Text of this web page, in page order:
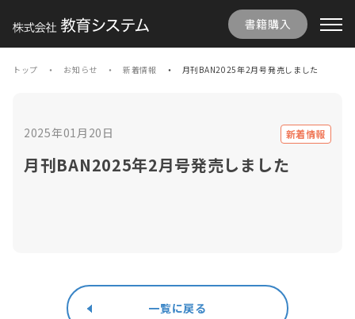
書籍購入
トップ お知らせ 新着情報 月刊BAN2025年2月号発売しました
新着情報
2025年01月20日
月刊BAN2025年2月号発売しました
一覧に戻る